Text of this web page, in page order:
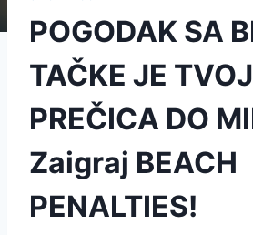
POGODAK SA
TAČKE JE
PREČICA DO
Zaigraj BEACH
PENALTIES!